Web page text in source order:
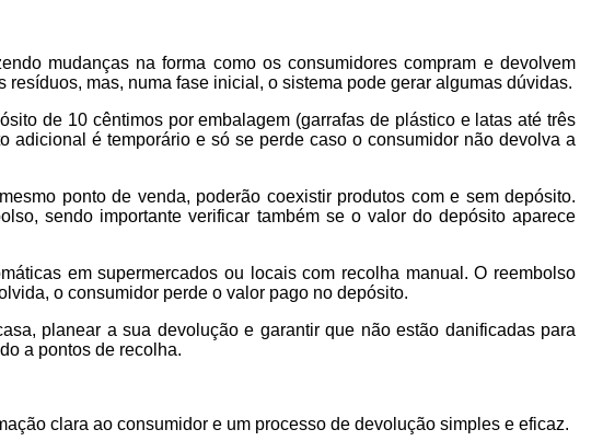
mudanças na forma como os consumidores compram e devolvem
mas, numa fase inicial, o sistema pode gerar algumas dúvidas.
de 10 cêntimos por embalagem (garrafas de plástico e latas até três
adicional é temporário e só se perde caso o consumidor não devolva a
ponto de venda, poderão coexistir produtos com e sem depósito.
sendo importante verificar também se o valor do depósito aparece
em supermercados ou locais com recolha manual. O reembolso
o consumidor perde o valor pago no depósito.
planear a sua devolução e garantir que não estão danificadas para
a pontos de recolha.
clara ao consumidor e um processo de devolução simples e eficaz.